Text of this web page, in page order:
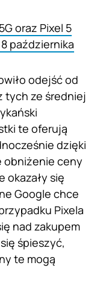
oraz Pixel 5
października
odejść od
tych ze średniej
te oferują
dzięki
obniżenie ceny
okazały się
Google chce
Pixela
nad zakupem
śpieszyć,
te mogą